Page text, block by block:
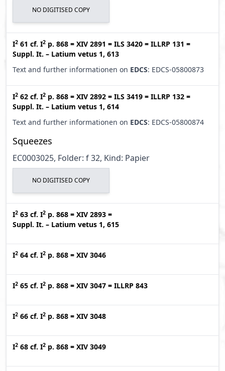
NO DIGITISED COPY
I2 61 cf. I2 p. 868 = XIV 2891 = ILS 3420 = ILLRP 131 =
Suppl. It. – Latium vetus 1, 613
Text and further informationen on EDCS: EDCS-05800873
I2 62 cf. I2 p. 868 = XIV 2892 = ILS 3419 = ILLRP 132 =
Suppl. It. – Latium vetus 1, 614
Text and further informationen on EDCS: EDCS-05800874
Squeezes
EC0003025, Folder: f 32, Kind: Papier
NO DIGITISED COPY
I2 63 cf. I2 p. 868 = XIV 2893 =
Suppl. It. – Latium vetus 1, 615
I2 64 cf. I2 p. 868 = XIV 3046
I2 65 cf. I2 p. 868 = XIV 3047 = ILLRP 843
I2 66 cf. I2 p. 868 = XIV 3048
I2 68 cf. I2 p. 868 = XIV 3049